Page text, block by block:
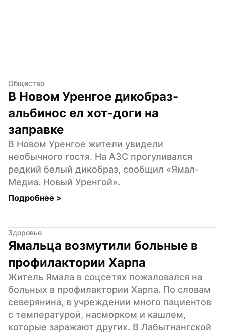
Общество
В Новом Уренгое дикобраз-
альбинос ел хот-доги на
заправке
В Новом Уренгое жители увидели
необычного гостя. На АЗС прогуливался
редкий белый дикобраз, сообщил «Ямал-
Медиа. Новый Уренгой».
Подробнее >
Здоровье
Ямальца возмутили больные в
профилактории Харпа
Житель Ямала в соцсетях пожаловался на
больных в профилактории Харпа. По словам
северянина, в учреждении много пациентов
с температурой, насморком и кашлем,
которые заражают других. В Лабытнангской